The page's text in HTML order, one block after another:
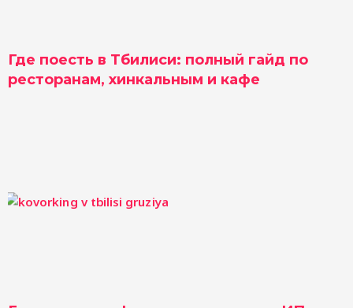
Где поесть в Тбилиси: полный гайд по
ресторанам, хинкальным и кафе